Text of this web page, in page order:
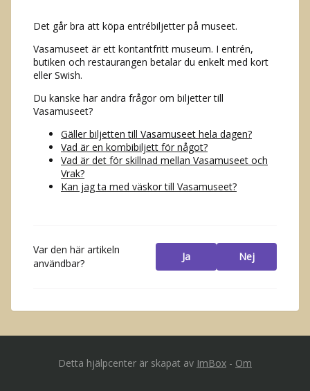
Det går bra att köpa entrébiljetter på museet.
Vasamuseet är ett kontantfritt museum. I entrén,
butiken och restaurangen betalar du enkelt med kort
eller Swish.
Du kanske har andra frågor om biljetter till
Vasamuseet?
Gäller biljetten till Vasamuseet hela dagen?
Vad är en kombibiljett för något?
Vad är det för skillnad mellan Vasamuseet och
Vrak?
Kan jag ta med väskor till Vasamuseet?
Var den här artikeln
användbar?
Ja Nej
Detta hjälpcenter är skapat av ImBox - Om